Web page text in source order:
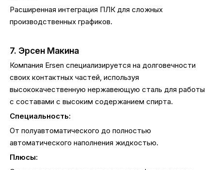
Расширенная интеграция ПЛК для сложных
производственных графиков.
7. Эрсен Макина
Компания Ersen специализируется на долговечности
своих контактных частей, используя
высококачественную нержавеющую сталь для работы
с составами с высоким содержанием спирта.
Специальность:
От полуавтоматического до полностью
автоматического наполнения жидкостью.
Плюсы: